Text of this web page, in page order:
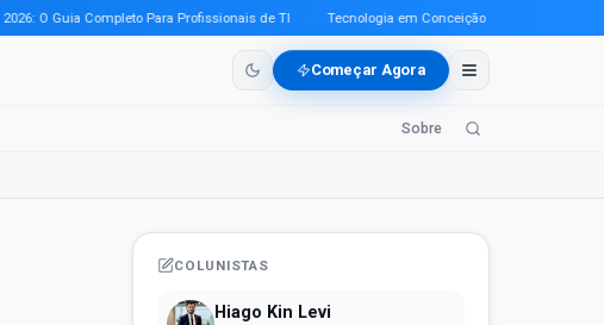
O Guia Completo Para Profissionais de TI · Tecnologia em Conceição do Araguaia (PA) em
Começar Agora
Sobre
COLUNISTAS
Hiago Kin Levi